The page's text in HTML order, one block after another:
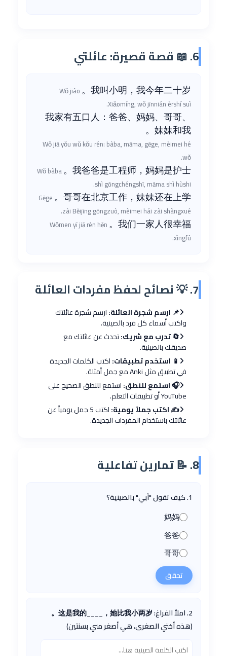
6. 📖 قصة قصيرة: عائلتي
我叫小明，我今年二十岁。
Wǒ jiào
Xiǎomíng, wǒ jīnnián èrshí suì.
我家有五口人：爸爸、妈妈、哥哥、
妹妹和我。
Wǒ jiā yǒu wǔ kǒu rén: bàba, māma, gēge, mèimei hé
wǒ.
我爸爸是工程师，妈妈是护士。
Wǒ bàba
shì gōngchéngshī, māma shì hùshi.
哥哥在北京工作，妹妹还在上学。
Gēge
zài Běijīng gōngzuò, mèimei hái zài shàngxué.
我们一家人很幸福。
Wǒmen yī jiā rén hěn
xìngfú.
7. 💡 نصائح لحفظ مفردات العائلة
📌 ارسم شجرة العائلة:ارسم شجرة عائلتك
واكتب أسماء كل فرد بالصينية.
🔄 تدرب مع شريك:تحدث عن عائلتك مع
صديقك بالصينية.
📱 استخدم تطبيقات:اكتب الكلمات الجديدة
في تطبيق مثل Anki مع جمل أمثلة.
🎧 استمع للنطق:استمع للنطق الصحيح على
YouTube أو تطبيقات التعلم.
✍️ اكتب جملاً يومية:
اكتب 5 جمل يومياً عن
عائلتك باستخدام المفردات الجديدة.
8. 📝 تمارين تفاعلية
1. كيف تقول "أبي" بالصينية؟
妈妈
爸爸
哥哥
تحقق
2. املأ الفراغ: 这是我的____，她比我小两岁。
(هذه أختي الصغرى، هي أصغر مني بسنتين)